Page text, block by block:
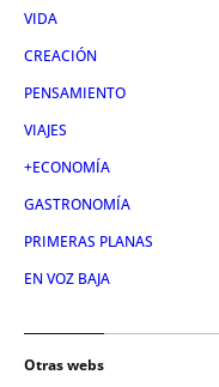
VIDA
CREACIÓN
PENSAMIENTO
VIAJES
+ECONOMÍA
GASTRONOMÍA
PRIMERAS PLANAS
EN VOZ BAJA
Otras webs